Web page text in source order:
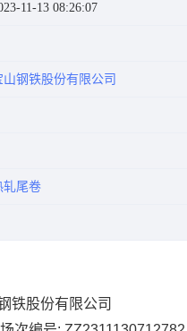
11-13 08:26:07
山钢铁股份有限公司
轧尾卷
铁股份有限公司